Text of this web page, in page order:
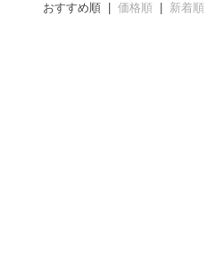
おすすめ順 |価格順 新着順